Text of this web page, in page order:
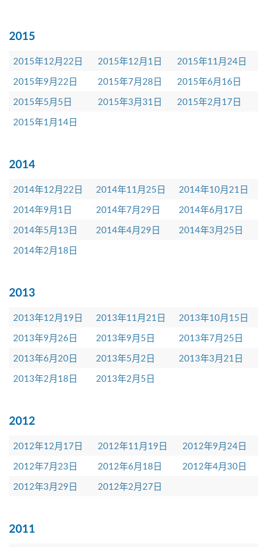
2015
2015年12月22日 2015年12月1日
2015年11月24日
2015年9月22日
2015年7月28日
2015年6月16日
2015年5月5日
2015年3月31日
2015年2月17日
2015年1月14日
2014
2014年12月22日 2014年11月25日
2014年10月21日
2014年9月1日
2014年7月29日
2014年6月17日
2014年5月13日
2014年4月29日
2014年3月25日
2014年2月18日
2013
2013年12月19日 2013年11月21日
2013年10月15日
2013年9月26日
2013年9月5日
2013年7月25日
2013年6月20日
2013年5月2日
2013年3月21日
2013年2月18日
2013年2月5日
2012
2012年12月17日 2012年11月19日
2012年9月24日
2012年7月23日
2012年6月18日
2012年4月30日
2012年3月29日
2012年2月27日
2011